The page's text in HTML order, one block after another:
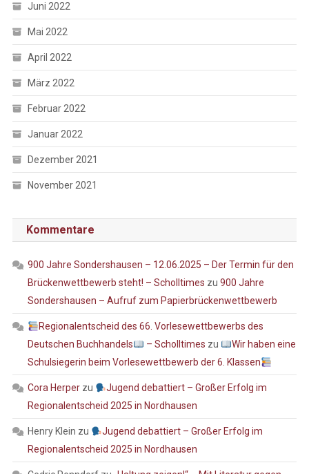
Juni 2022
Mai 2022
April 2022
März 2022
Februar 2022
Januar 2022
Dezember 2021
November 2021
Kommentare
900 Jahre Sondershausen – 12.06.2025 – Der Termin für den
Brückenwettbewerb steht! – Scholltimes zu 900 Jahre
Sondershausen – Aufruf zum Papierbrückenwettbewerb
Regionalentscheid des 66. Vorlesewettbewerbs des
Deutschen Buchhandels
– Scholltimes zu
Wir haben eine
Schulsiegerin beim Vorlesewettbewerb der 6. Klassen
Cora Herperzu
Jugend debattiert – Großer Erfolg im
Regionalentscheid 2025 in Nordhausen
Henry Klein zu
Jugend debattiert – Großer Erfolg im
Regionalentscheid 2025 in Nordhausen